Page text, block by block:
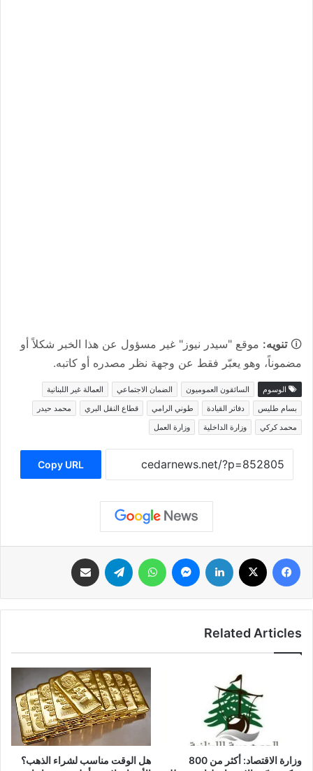
🛈تنويه: موقع "سيدر نيوز" غير مسؤول عن هذا الخبر شكلاً أو
مضموناً، وهو يعبّر فقط عن وجهة نظر مصدره أو كاتبه.
الوسوم السائقون العموميون الضمان الاجتماعي
العمالة غير اللبنانية
بسام طليس
دفاتر القيادة طوني الرامي قطاع النقل البري
محمد حيدر
محمد كركي
وزارة الداخلية وزارة العمل
Copy URL
فيسبوك لينكدإن ماسنجر واتساب تيلقرام
Related Articles
وزارة الاقتصاد: أكثر من 800
هل الوقت مناسب لشراء الذهب؟